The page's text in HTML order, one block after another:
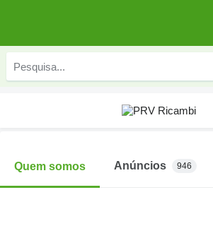
Quem somos Anúncios 946